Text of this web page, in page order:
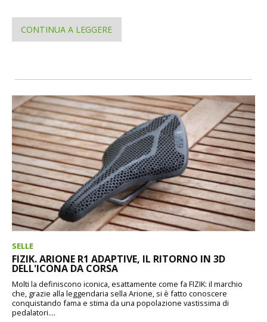
CONTINUA A LEGGERE
SELLE
FIZIK. ARIONE R1 ADAPTIVE, IL RITORNO IN 3D
DELL'ICONA DA CORSA
Molti la definiscono iconica, esattamente come fa FIZIK: il marchio
che, grazie alla leggendaria sella Arione, si è fatto conoscere
conquistando fama e stima da una popolazione vastissima di
pedalatori....